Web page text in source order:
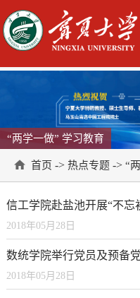
“两学一做” 学习教育
首页 -> 热点专题 -> “
信工学院赴盐池开展“不
2018年05月28日
数统学院举行党员及预备
2018年05月28日